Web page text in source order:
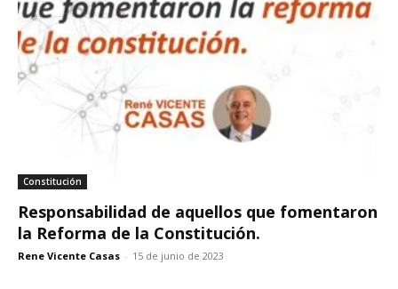
Constitución
Responsabilidad de aquellos que fomentaron
la Reforma de la Constitución.
Rene Vicente Casas - 15 de junio de 2023